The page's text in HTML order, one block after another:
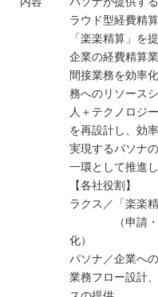
ラウド型経費精
「楽楽精算」を
企業の経費精算
間接業務を効率
務へのリソース
人＋テクノロジ
を再設計し、効
実現するパソナ
一環として推進
【各社役割】
ラクス／「楽楽
（申請・承認
化）
パソナ／企業へ
業務フロー設計